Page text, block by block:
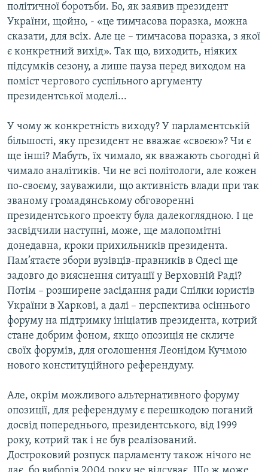
політичної боротьби. Бо, як заявив президент
України, щойно, - «це тимчасова поразка, можна
сказати, для всіх. Але це – тимчасова поразка, з якої
є конкретний вихід». Так що, виходить, ніяких
підсумків сезону, а лише пауза перед виходом на
поміст чергового суспільного аргументу
президентської моделі...
У чому ж конкретність виходу? У парламентській
більшості, яку президент не вважає «своєю»? Чи є
ще інші? Мабуть, їх чимало, як вважають сьогодні й
чимало аналітиків. Чи не всі політологи, але кожен
по-своєму, зауважили, що активність влади при так
званому громадянському обговоренні
президентського проекту була далекоглядною. І це
засвідчили наступні, може, ще малопомітні
донедавна, кроки прихильників президента.
Пам’ятаєте збори вузівців-правників в Одесі ще
задовго до вияснення ситуації у Верховній Раді?
Потім – розширене засідання ради Спілки юристів
України в Харкові, а далі – перспектива осіннього
форуму на підтримку ініціатив президента, котрий
стане добрим фоном, якщо опозиція не скличе
своїх форумів, для оголошення Леонідом Кучмою
нового конституційного референдуму.
Але, окрім можливого альтернативного форуму
опозиції, для референдуму є перешкодою поганий
досвід попереднього, президентського, від 1999
року, котрий так і не був реалізований.
Достроковий розпуск парламенту також нічого не